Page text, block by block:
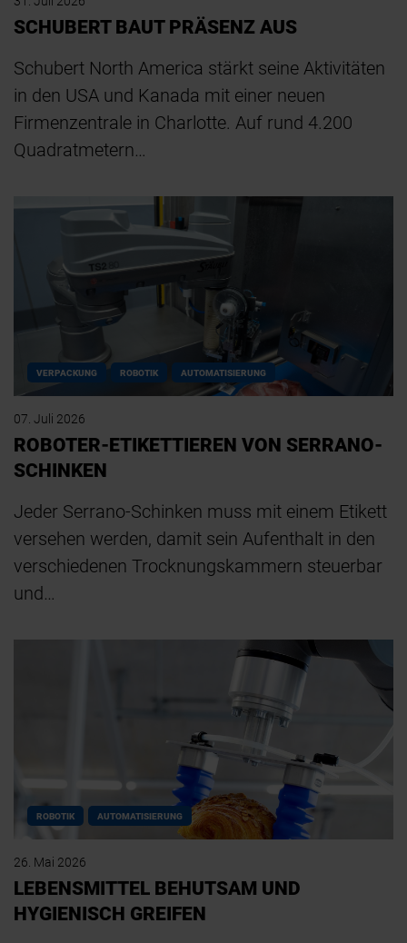
SCHUBERT BAUT PRÄSENZ AUS
Schubert North America stärkt seine Aktivitäten
in den USA und Kanada mit einer neuen
Firmenzentrale in Charlotte. Auf rund 4.200
Quadratmetern…
VERPACKUNG ROBOTIK AUTOMATISIERUNG
07. Juli 2026
ROBOTER-ETIKETTIEREN VON SERRANO-
SCHINKEN
Jeder Serrano-Schinken muss mit einem Etikett
versehen werden, damit sein Aufenthalt in den
verschiedenen Trocknungskammern steuerbar
und…
ROBOTIK AUTOMATISIERUNG
26. Mai 2026
LEBENSMITTEL BEHUTSAM UND
HYGIENISCH GREIFEN